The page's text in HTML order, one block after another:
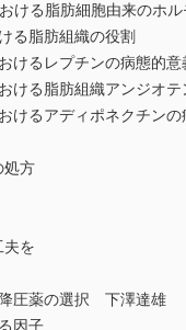
ける脂肪細胞由来のホル
る脂肪組織の役割
けるレプチンの病態的意
ける脂肪組織アンジオ
けるアディポネクチンの
処方
夫を
圧薬の選択 下澤達雄
因子